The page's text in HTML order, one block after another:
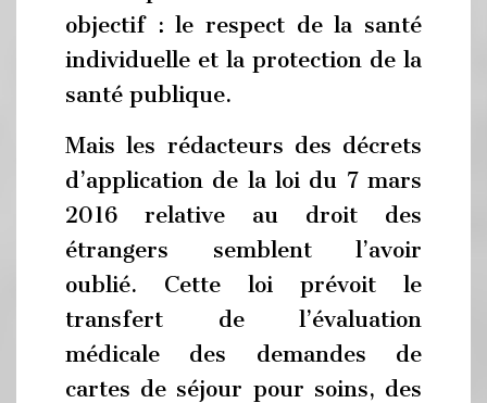
objectif : le respect de la santé
individuelle et la protection de la
santé publique.
Mais les rédacteurs des décrets
d’application de la loi du 7 mars
2016 relative au droit des
étrangers semblent l’avoir
oublié. Cette loi prévoit le
transfert de l’évaluation
médicale des demandes de
cartes de séjour pour soins, des